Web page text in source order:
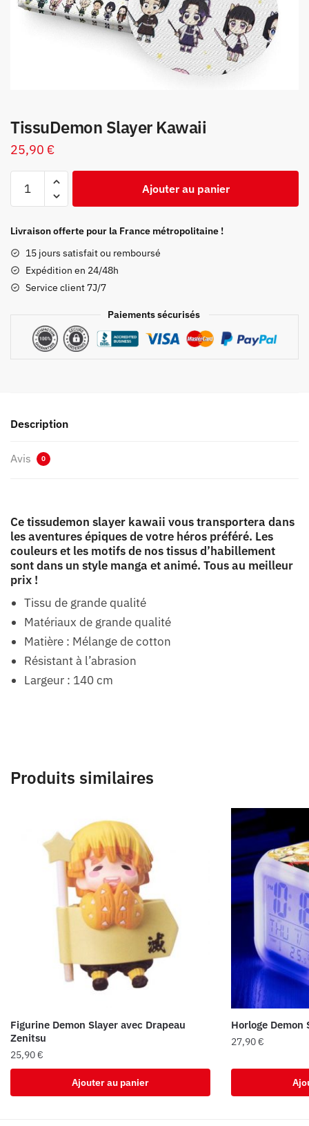
TissuDemon Slayer Kawaii
25,90 €
Slayer
Ajouter au panier
Livraison offerte pour la France métropolitaine !
15 jours satisfait ou remboursé
Expédition en 24/48h
Service client 7J/7
Paiements sécurisés
Description
Avis 0
Ce tissudemon slayer kawaii vous transportera dans
les aventures épiques de votre héros préféré. Les
couleurs et les motifs de nos tissus d’habillement
sont dans un style manga et animé. Tous au meilleur
prix !
Tissu de grande qualité
Matériaux de grande qualité
Matière : Mélange de cotton
Résistant à l’abrasion
Largeur : 140 cm
Produits similaires
Figurine Demon Slayer avec Drapeau
Zenitsu
25,90€
Ajouter au panier
Horloge Demon
27,90€